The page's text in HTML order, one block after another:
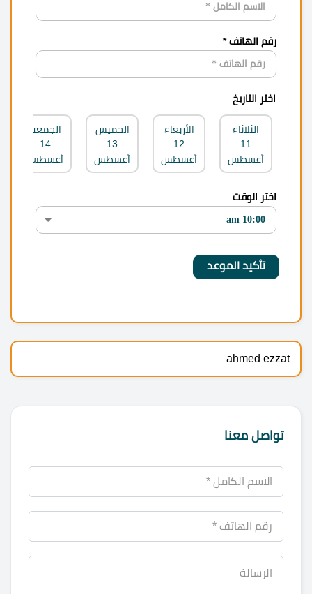
رقم الهاتف *
اختر التاريخ
الثلاثاء
11
أغسطس
الأربعاء
12
أغسطس
الخميس
13
أغسطس
الجمعة
14
أغسطس
اختر الوقت
ahmed ezzat
تواصل معنا